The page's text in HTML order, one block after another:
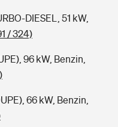
DIESEL, 51 kW,
/ 324)
96 kW, Benzin,
66 kW, Benzin,